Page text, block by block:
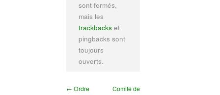
sont fermés,
mais les
trackbacks et
pingbacks sont
toujours
ouverts.
← Ordre
Comité de